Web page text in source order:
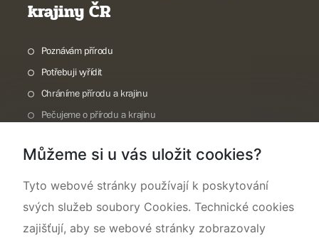
krajiny ČR
Poznávám přírodu
Potřebuji vyřídit
Chráníme přírodu a krajinu
Pečujeme o přírodu a krajinu
O nás
Můžeme si u vás uložit cookies?
Tyto webové stránky používají k poskytování
svých služeb soubory Cookies. Technické cookies
zajišťují, aby se webové stránky zobrazovaly